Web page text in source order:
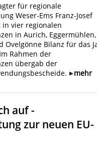
für regionale
Weser-Ems Franz-Josef
in vier regionalen
in Aurich, Eggermühlen,
Ovelgönne Bilanz für das
Rahmen der
übergab der
mehr
auf -
zur neuen EU-